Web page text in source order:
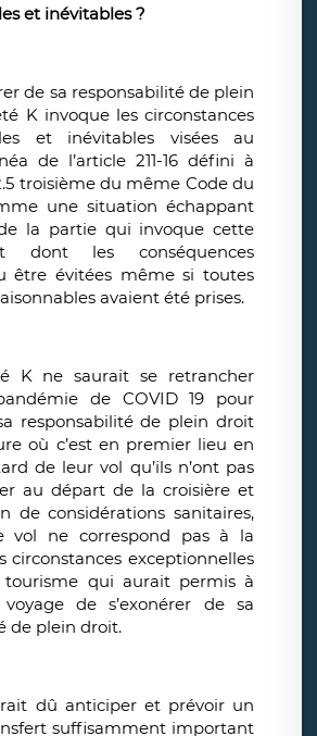
et inévitables ?
de sa responsabilité de plein
K invoque les circonstances
et inévitables visées au
de l’article 211-16 défini à
troisième du même Code du
une situation échappant
la partie qui invoque cette
dont les conséquences
être évitées même si toutes
avaient été prises.
K ne saurait se retrancher
de COVID 19 pour
responsabilité de plein droit
où c’est en premier lieu en
de leur vol qu’ils n’ont pas
au départ de la croisière et
de considérations sanitaires,
vol ne correspond pas à la
circonstances exceptionnelles
qui aurait permis à
voyage de s’exonérer de sa
de plein droit.
dû anticiper et prévoir un
suffisamment important